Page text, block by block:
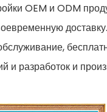
OEM и ODM
доставку.
и разработок и